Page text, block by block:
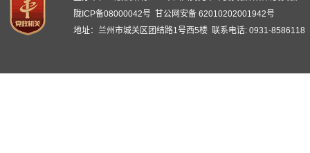
陇ICP备08000042号 甘公网安备 62010202001942号
地址：兰州市城关区团结路1号西5楼 联系电话: 0931-8586118